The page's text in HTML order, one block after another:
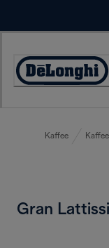
Erklärung
Kaffee
Gran